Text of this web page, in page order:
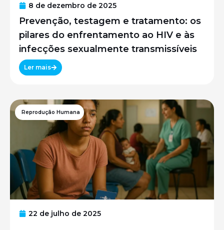
8 de dezembro de 2025
Prevenção, testagem e tratamento: os
pilares do enfrentamento ao HIV e às
infecções sexualmente transmissíveis
Ler mais
Reprodução Humana
22 de julho de 2025